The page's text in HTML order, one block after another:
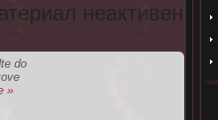
неактивен
do
»